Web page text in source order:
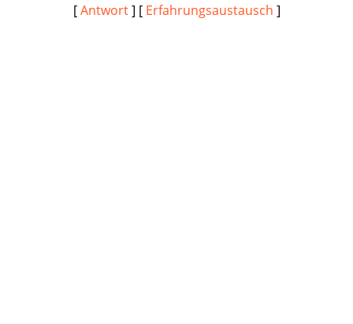
[Antwort] [ Erfahrungsaustausch ]